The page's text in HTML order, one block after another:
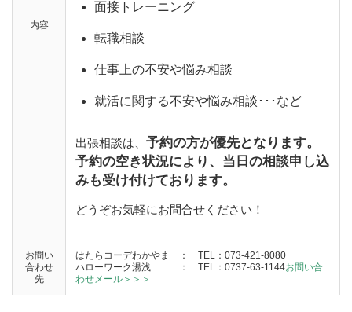
内容
面接トレーニング
転職相談
仕事上の不安や悩み相談
就活に関する不安や悩み相談･･･など
出張相談は、 予約の方が優先となります。
予約の空き状況により、当日の相談申し込
みも受け付けております。
どうぞお気軽にお問合せください！
お問い
合わせ
先
はたらコーデわかやま ： TEL：073-421-8080
ハローワーク湯浅
： TEL：0737-63-1144お問い合
わせメール＞＞＞